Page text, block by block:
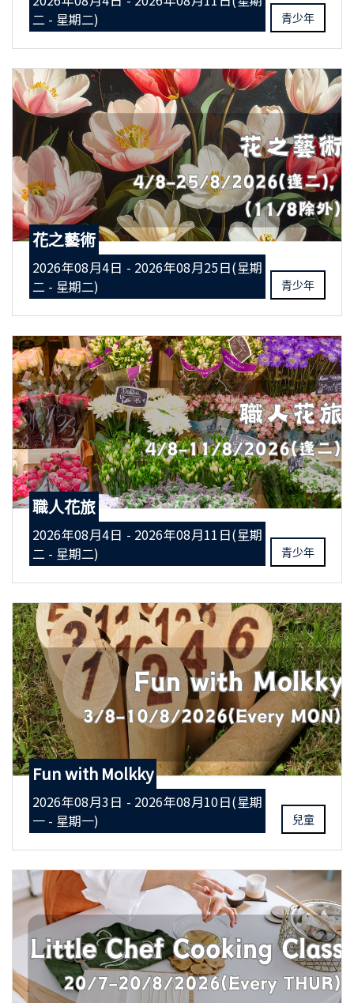
二 - 星期二)
青少年
花之藝術
2026年08月4日 - 2026年08月25日(星期
二 - 星期二)
青少年
職人花旅
2026年08月4日 - 2026年08月11日(星期
二 - 星期二)
青少年
Fun with Molkky
2026年08月3日 - 2026年08月10日(星期
一 - 星期一)
兒童